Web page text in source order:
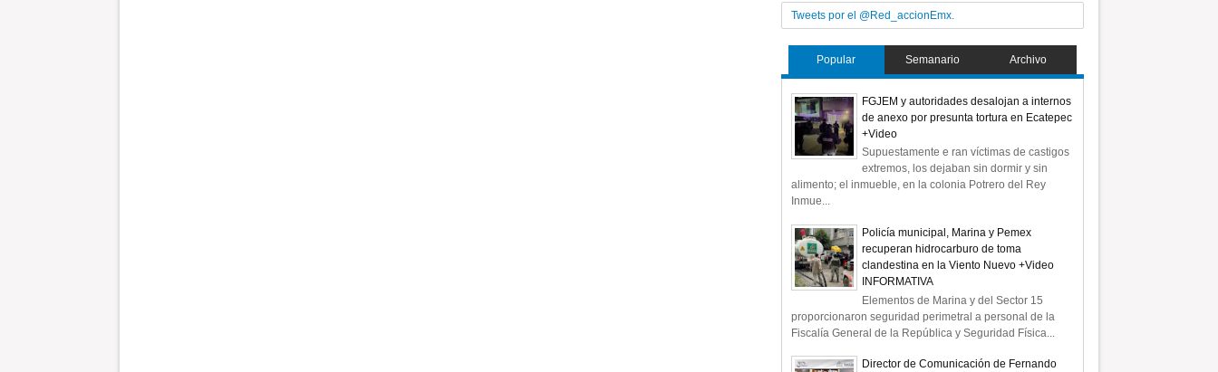
Tweets por el @Red_accionEmx.
Popular Semanario Archivo
FGJEM y autoridades desalojan a internos
de anexo por presunta tortura en Ecatepec
+Video
Supuestamente e ran víctimas de castigos
extremos, los dejaban sin dormir y sin
alimento; el inmueble, en la colonia Potrero del Rey
Inmue...
Policía municipal, Marina y Pemex
recuperan hidrocarburo de toma
clandestina en la Viento Nuevo +Video
INFORMATIVA
Elementos de Marina y del Sector 15
proporcionaron seguridad perimetral a personal de la
Fiscalía General de la República y Seguridad Física...
Director de Comunicación de Fernando